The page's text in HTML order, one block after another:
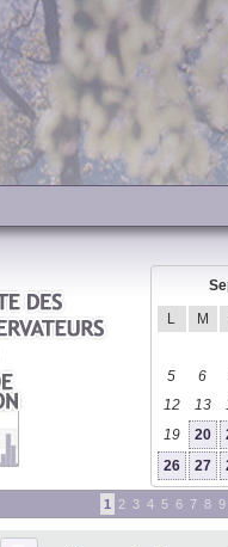
L
M
5
6
12
13
19
20
26
27
1 2 3 4 5 6 7 8 9